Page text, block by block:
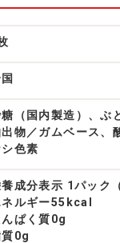
（国内製造）、ぶ
物／ガムベース、
色素
成分表示 1パック
ネルギー55kcal
んぱく質0g
質0g